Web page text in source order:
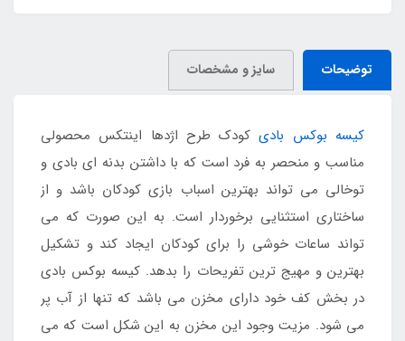
توضیحات سایز و مشخصات
کیسه بوکس بادیکودک طرح اژدها اینتکس محصولی
مناسب و منحصر به فرد است که با داشتن بدنه ای بادی و
توخالی می تواند بهترین اسباب بازی کودکان باشد و از
ساختاری استثنایی برخوردار است. به این صورت که می
تواند ساعات خوشی را برای کودکان ایجاد کند و تشکیل
بهترین و مهیج ترین تفریحات را بدهد. کیسه بوکس بادی
در بخش کف خود دارای مخزن می باشد که تنها از آب پر
می شود. مزیت وجود این مخزن به این شکل است که می